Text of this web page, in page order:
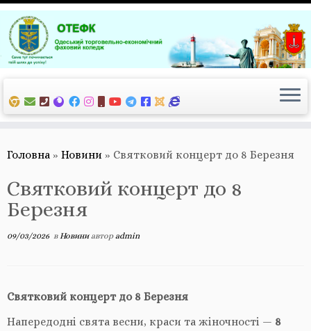
Перейти
до
вмісту
Головна » Новини » Святковий концерт до 8 Березня
Святковий концерт до 8
Березня
09/03/2026в Новиниавторadmin
Святковий концерт до 8 Березня
Напередодні свята весни, краси та жіночності — 8